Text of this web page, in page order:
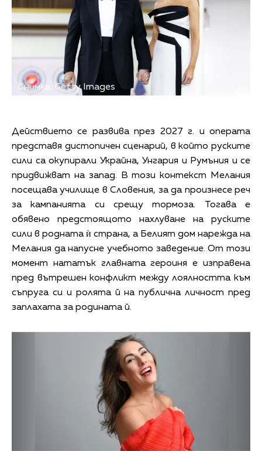
Снимка: Getty Images
Действието се развива през 2027 г. и операта
представя дистопичен сценарий, в който руските
сили са окупирали Украйна, Унгария и Румъния и се
придвижват на запад. В този контекст Мелания
посещава училище в Словения, за да произнесе реч
за кампанията си срещу тормоза. Тогава е
обявено предстоящото нахлуване на руските
сили в родната ѝ страна, а Белият дом нарежда на
Мелания да напусне учебното заведение. От този
момент нататък главната героиня е изправена
пред вътрешен конфликт между лоялността към
съпруга си и ролята й на публична личност пред
заплахата за родината й.